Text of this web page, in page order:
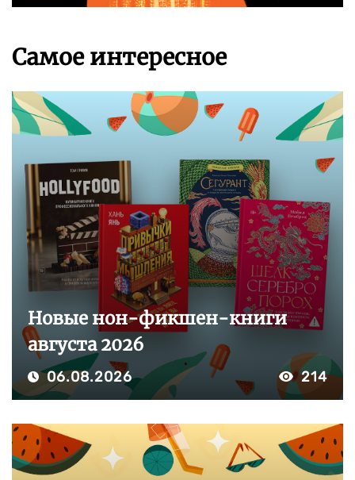
Самое интересное
Новые нон-фикшен-книги
августа 2026
06.08.2026 214